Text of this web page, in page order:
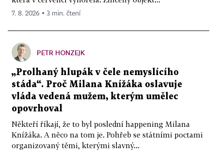
7. 8. 2026 ▪ 3 min. čtení
PETR HONZEJK
„Prolhaný hlupák v čele nemyslícího
stáda“. Proč Milana Knížáka oslavuje
vláda vedená mužem, kterým umělec
opovrhoval
Někteří říkají, že to byl poslední happening Milana
Knížáka. A něco na tom je. Pohřeb se státními poctami
organizovaný těmi, kterými slavný...